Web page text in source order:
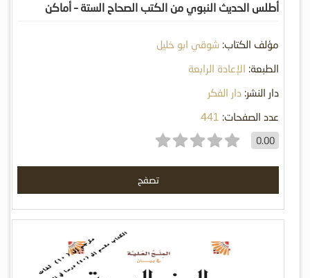
أطلس الحديث النبوي من الكتب الصحاح الستة – أماكن
مؤلف الكتاب: شوقي ابو خليل
الطبعة: الإعادة الرابعة
دار النشر: دار الفكر
عدد الصفحات: 441
0.00
تصفح